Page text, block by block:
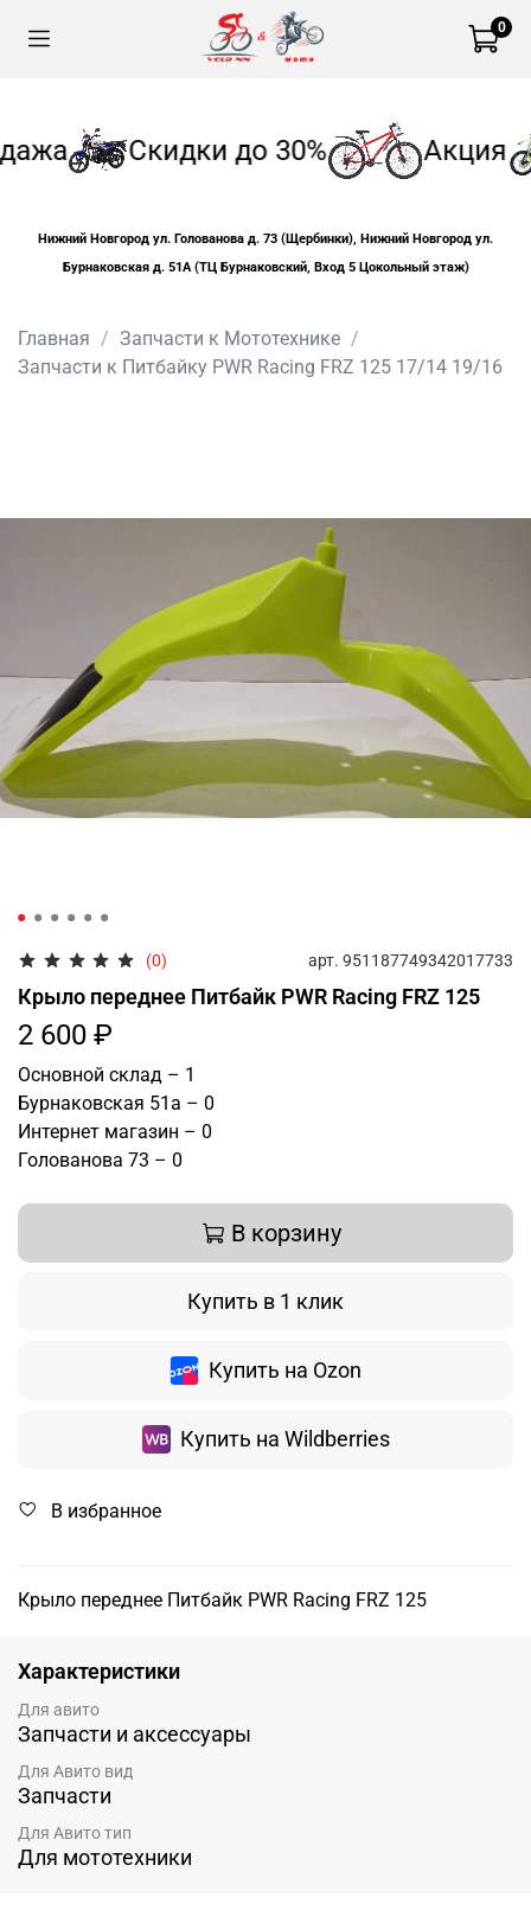
0
Скидки до 30% Акция
Нижний Новгород ул. Голованова д. 73 (Щербинки), Нижний Новгород ул.
Бурнаковская д. 51А (ТЦ Бурнаковский, Вход 5 Цокольный этаж)
Главная
Запчасти к Мототехнике
Запчасти к Питбайку PWR Racing FRZ 125 17/14 19/16
(0) арт. 951187749342017733
Крыло переднее Питбайк PWR Racing FRZ 125
2 600 ₽
Основной склад – 1
Бурнаковская 51а – 0
Интернет магазин – 0
Голованова 73 – 0
В корзину
Купить в 1 клик
Купить на Ozon
Купить на Wildberries
В избранное
Крыло переднее Питбайк PWR Racing FRZ 125
Характеристики
Для авито
Запчасти и аксессуары
Для Авито вид
Запчасти
Для Авито тип
Для мототехники